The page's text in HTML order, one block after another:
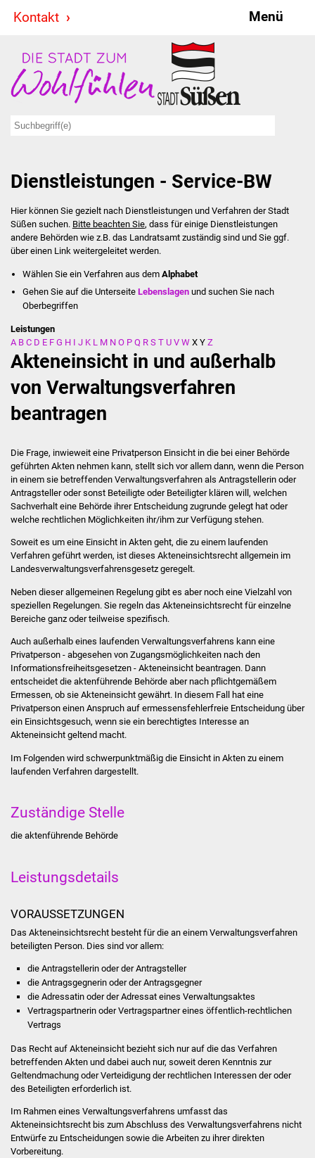
Kontakt Menü
Stadt & Politik
Bürgermeister
Ausschüsse
Ratsinformationssystem
Jugendbeirat
Summerrockfestival
Stadtverwaltung
Ansprechpartner
Kontakt
Veröffentlichungen
Ortsrecht
FNP / Bebauungspläne
Wahlen
Stadtinfo
Jubiläumsjahr 2021
Partnerstädte
Bürger & Service
Was erledige ich wo
Dienstleistungen
Formulare
Bildung
Dienstleistungen - Service-BW
Hier können Sie gezielt nach Dienstleistungen und Verfahren der Stadt
Süßen suchen. Bitte beachten Sie, dass für einige Dienstleistungen
andere Behörden wie z.B. das Landratsamt zuständig sind und Sie ggf.
über einen Link weitergeleitet werden.
Wählen Sie ein Verfahren aus dem Alphabet
Gehen Sie auf die UnterseiteLebenslagen und suchen Sie nach
Oberbegriffen
Leistungen
A B C D E F G H I J K L M N O P Q R S T U V W X Y Z
Akteneinsicht in und außerhalb
von Verwaltungsverfahren
beantragen
Die Frage, inwieweit eine Privatperson Einsicht in die bei einer Behörde
geführten Akten nehmen kann, stellt sich vor allem dann, wenn die Person
in einem sie betreffenden Verwaltungsverfahren als Antragstellerin oder
Antragsteller oder sonst Beteiligte oder Beteiligter klären will, welchen
Sachverhalt eine Behörde ihrer Entscheidung zugrunde gelegt hat oder
welche rechtlichen Möglichkeiten ihr/ihm zur Verfügung stehen.
Soweit es um eine Einsicht in Akten geht, die zu einem laufenden
Verfahren geführt werden, ist dieses Akteneinsichtsrecht allgemein im
Landesverwaltungsverfahrensgesetz geregelt.
Neben dieser allgemeinen Regelung gibt es aber noch eine Vielzahl von
speziellen Regelungen. Sie regeln das Akteneinsichtsrecht für einzelne
Bereiche ganz oder teilweise spezifisch.
Auch außerhalb eines laufenden Verwaltungsverfahrens kann eine
Privatperson - abgesehen von Zugangsmöglichkeiten nach den
Informationsfreiheitsgesetzen - Akteneinsicht beantragen. Dann
entscheidet die aktenführende Behörde aber nach pflichtgemäßem
Ermessen, ob sie Akteneinsicht gewährt. In diesem Fall hat eine
Privatperson einen Anspruch auf ermessensfehlerfreie Entscheidung über
ein Einsichtsgesuch, wenn sie ein berechtigtes Interesse an
Akteneinsicht geltend macht.
Im Folgenden wird schwerpunktmäßig die Einsicht in Akten zu einem
laufenden Verfahren dargestellt.
Zuständige Stelle
die aktenführende Behörde
Leistungsdetails
VORAUSSETZUNGEN
Das Akteneinsichtsrecht besteht für die an einem Verwaltungsverfahren
beteiligten Person. Dies sind vor allem:
die Antragstellerin oder der Antragsteller
die Antragsgegnerin oder der Antragsgegner
die Adressatin oder der Adressat eines Verwaltungsaktes
Vertragspartnerin oder Vertragspartner eines öffentlich-rechtlichen
Vertrags
Das Recht auf Akteneinsicht bezieht sich nur auf die das Verfahren
betreffenden Akten und dabei auch nur, soweit deren Kenntnis zur
Geltendmachung oder Verteidigung der rechtlichen Interessen der oder
des Beteiligten erforderlich ist.
Im Rahmen eines Verwaltungsverfahrens umfasst das
Akteneinsichtsrecht bis zum Abschluss des Verwaltungsverfahrens nicht
Entwürfe zu Entscheidungen sowie die Arbeiten zu ihrer direkten
Vorbereitung.